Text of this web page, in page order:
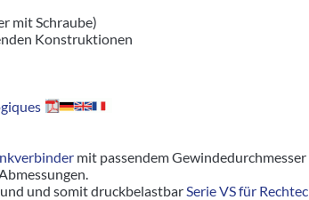
mit Schraube)
Konstruktionen
mit passendem
und somit druckbelastbarSerie VS für